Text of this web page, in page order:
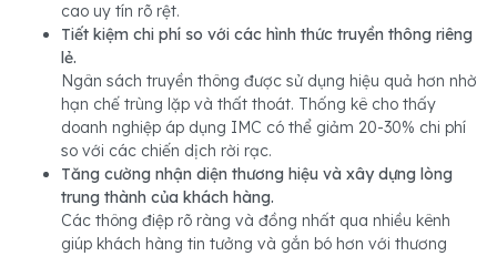
cao uy tín rõ rệt.
Tiết kiệm chi phí so với các hình thức truyền thông riêng
lẻ.
Ngân sách truyền thông được sử dụng hiệu quả hơn nhờ
hạn chế trùng lặp và thất thoát. Thống kê cho thấy
doanh nghiệp áp dụng IMC có thể giảm 20-30% chi phí
so với các chiến dịch rời rạc.
Tăng cường nhận diện thương hiệu và xây dựng lòng
trung thành của khách hàng.
Các thông điệp rõ ràng và đồng nhất qua nhiều kênh
giúp khách hàng tin tưởng và gắn bó hơn với thương